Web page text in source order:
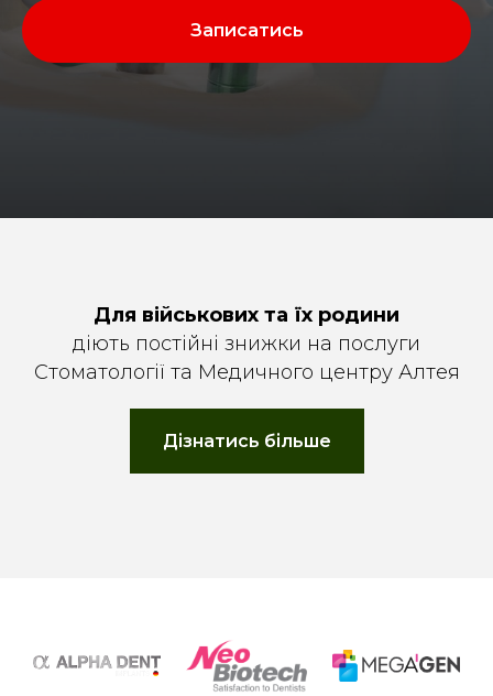
Записатись
Для військових та їх родини
діють постійні знижки на послуги
Стоматології та Медичного центру Алтея
Дізнатись більше